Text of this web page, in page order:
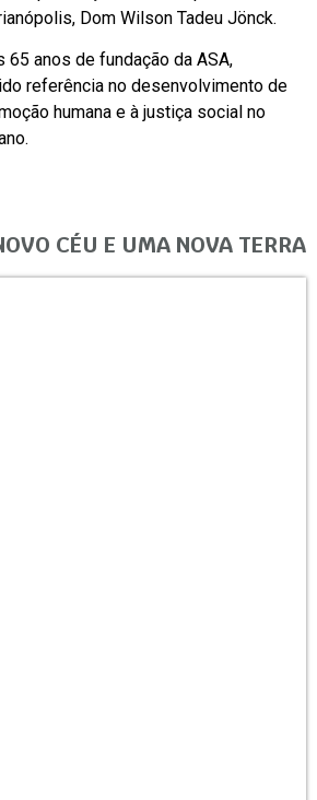
Dom Wilson Tadeu Jönck.
65 anos de fundação da ASA,
referência no desenvolvimento de
humana e à justiça social no
CÉU E UMA NOVA TERRA